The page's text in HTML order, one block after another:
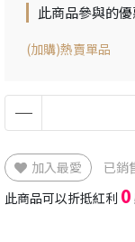
此商品參與的
(加購)熱賣單品
加入最愛
已銷
此商品可以折抵紅利 0